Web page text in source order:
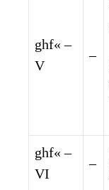
ghf« –
V
–
ghf« –
VI
–